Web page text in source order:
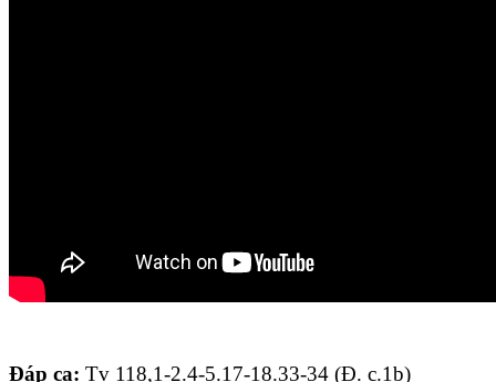
Đáp ca: Tv 118,1-2.4-5.17-18.33-34 (Đ. c.1b)